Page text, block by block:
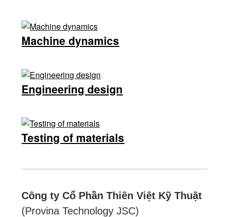
Machine dynamics
Engineering design
Testing of materials
Công ty Cổ Phần Thiên Việt Kỹ Thuật
(Provina Technology JSC)